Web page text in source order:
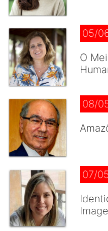
05/
O
08/
07/